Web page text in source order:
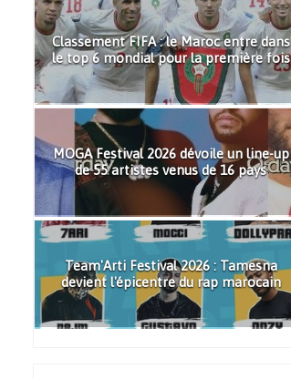
Classement FIFA : le Maroc entre dans
le top 6 mondial pour la première fois
MOGA Festival 2026 dévoile un line-up
de 55 artistes venus de 16 pays
Team'Arti Festival 2026 : Tamesna
devient l'épicentre du rap marocain